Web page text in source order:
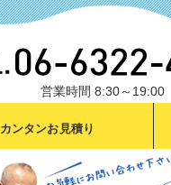
営業時間 8:30～19:00
カンタンお見積り